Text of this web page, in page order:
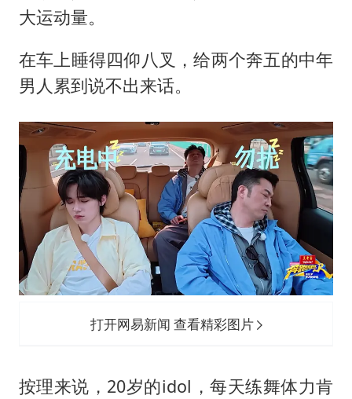
大运动量。
在车上睡得四仰八叉，给两个奔五的中年
男人累到说不出来话。
打开网易新闻 查看精彩图片
按理来说，20岁的idol，每天练舞体力肯